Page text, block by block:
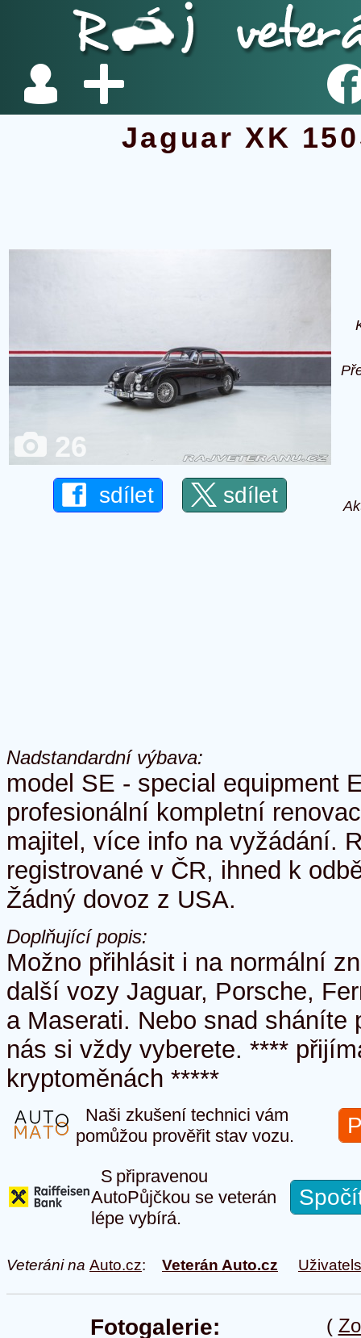
Jaguar XK
26
sdílet sdílet
Nadstandardní výbava:
model SE - special equipment
profesionální kompletní
majitel, více info na vyžádání.
registrované v ČR, ihned k
Žádný dovoz z USA.
Doplňující popis:
Možno přihlásit i na normální
další vozy Jaguar, Porsche,
a Maserati. Nebo snad sháníte
nás si vždy vyberete. ****
kryptoměnách *****
Naši zkušení technici vám
pomůžou prověřit stav vozu.
S připravenou
AutoPůjčkou se veterán
lépe vybírá.
Veteráni na Auto.cz: Veterán Auto.cz
(
Fotogalerie: